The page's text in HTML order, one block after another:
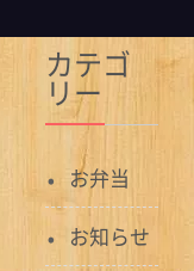
カテゴ
リー
お弁当
お知らせ